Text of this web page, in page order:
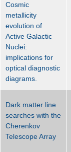
Cosmic
metallicity
evolution of
Active Galactic
Nuclei:
implications for
optical diagnostic
diagrams.
Dark matter line
searches with the
Cherenkov
Telescope Array